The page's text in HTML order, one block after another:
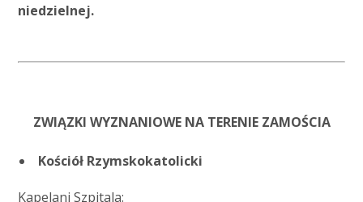
niedzielnej.
ZWIĄZKI WYZNANIOWE NA TERENIE ZAMOŚCIA
Kościół Rzymskokatolicki
Kapelani Szpitala: